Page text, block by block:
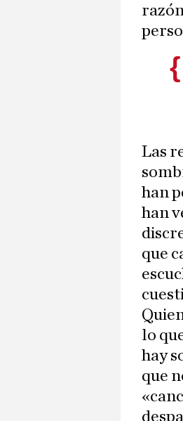
Las
han
han
que
lo
hay
que